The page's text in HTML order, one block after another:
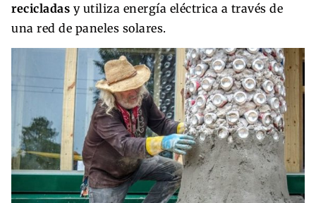
recicladas y utiliza energía eléctrica a través de
una red de paneles solares.